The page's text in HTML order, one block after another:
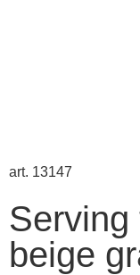
art. 13147
Serving
beige